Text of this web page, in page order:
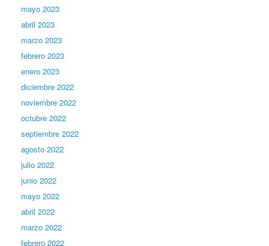
mayo 2023
abril 2023
marzo 2023
febrero 2023
enero 2023
diciembre 2022
noviembre 2022
octubre 2022
septiembre 2022
agosto 2022
julio 2022
junio 2022
mayo 2022
abril 2022
marzo 2022
febrero 2022